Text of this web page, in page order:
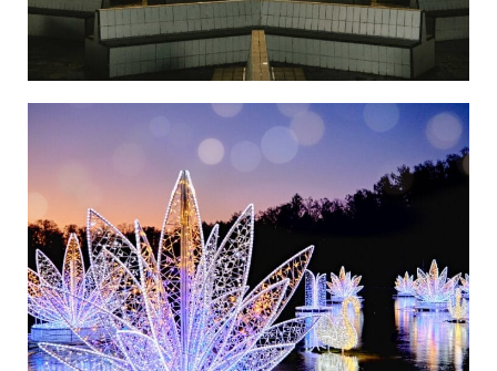
Polska